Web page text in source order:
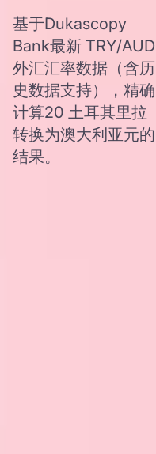
基于Dukascopy
Bank最新 TRY/AUD
外汇汇率数据（含历
史数据支持），精确
计算20 土耳其里拉
转换为澳大利亚元的
结果。